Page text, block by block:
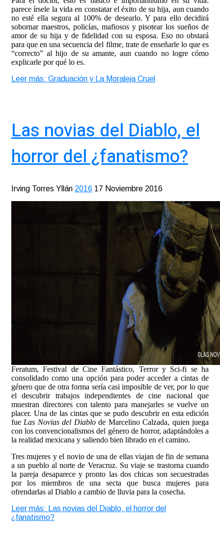
parece írsele la vida en constatar el éxito de su hija, aun cuando
no esté ella segura al 100% de desearlo. Y para ello decidirá
sobornar maestros, policías, mafiosos y pisotear los sueños de
amor de su hija y de fidelidad con su esposa. Eso no obstará
para que en una secuencia del filme, trate de enseñarle lo que es
“correcto” al hijo de su amante, aun cuando no logre cómo
explicarle por qué lo es.
Leer más: Graduación y La Moraleja Cruel
Las novias del Diablo, el
horror del ¿fanatismo?
Irving Torres Yllán 2016 17 Noviembre 2016
Feratum, Festival de Cine Fantástico, Terror y Sci-fi se ha
consolidado como una opción para poder acceder a cintas de
género que de otra forma sería casi imposible de ver, por lo que
el descubrir trabajos independientes de cine nacional que
muestran directores con talento para manejarles se vuelve un
placer. Una de las cintas que se pudo descubrir en esta edición
fue Las Novias del Diablode Marcelino Calzada, quien juega
con los convencionalismos del género de horror, adaptándoles a
la realidad mexicana y saliendo bien librado en el camino.
Tres mujeres y el novio de una de ellas viajan de fin de semana
a un pueblo al norte de Veracruz. Su viaje se trastorna cuando
la pareja desaparece y pronto las dos chicas son secuestradas
por los miembros de una secta que busca mujeres para
ofrendarlas al Diablo a cambio de lluvia para la cosecha.
Leer más: Las novias del Diablo, el horror del
¿fanatismo?